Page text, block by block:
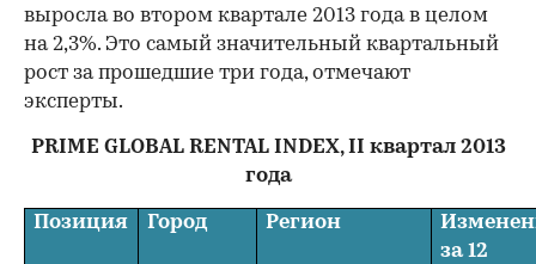
выросла во втором квартале 2013 года в целом
на 2,3%. Это самый значительный квартальный
рост за прошедшие три года, отмечают
эксперты.
PRIME GLOBAL RENTAL INDEX, II квартал 2013
года
Позиция Город Регион
за 12